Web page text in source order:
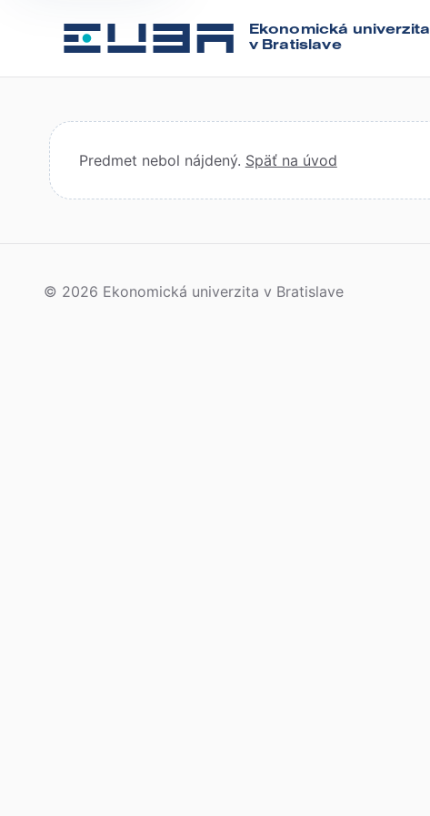
Ekonomická univerzita
v Bratislave
Predmet nebol nájdený. Späť na úvod
© 2026 Ekonomická univerzita v Bratislave